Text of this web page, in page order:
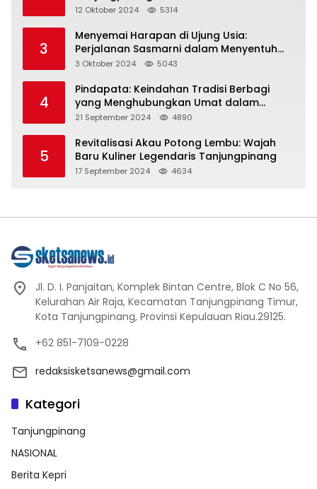
Representasi
12 Oktober 2024 5314
3
Menyemai Harapan di Ujung Usia:
Perjalanan Sasmarni dalam Menyentuh
Hati dan Jiwa
3 Oktober 2024 5043
4
Pindapata: Keindahan Tradisi Berbagi
yang Menghubungkan Umat dalam
Spiritualitas dan Kebersamaan dalam
21 September 2024 4890
5
Revitalisasi Akau Potong Lembu: Wajah
Baru Kuliner Legendaris Tanjungpinang
17 September 2024 4634
Jl. D. I. Panjaitan, Komplek Bintan Centre, Blok C No 56,
Kelurahan Air Raja, Kecamatan Tanjungpinang Timur,
Kota Tanjungpinang, Provinsi Kepulauan Riau.29125.
+62 851-7109-0228
redaksisketsanews@gmail.com
Kategori
Tanjungpinang
NASIONAL
Berita Kepri